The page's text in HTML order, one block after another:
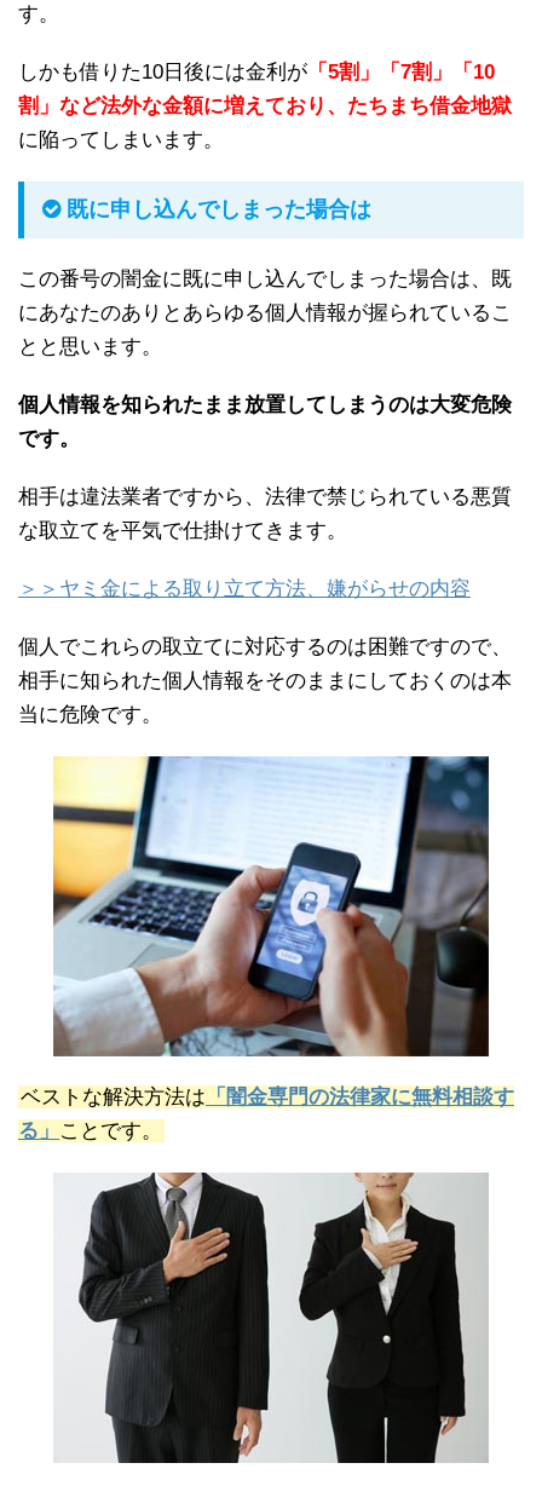
す。
しかも借りた10日後には金利が 「5割」「7割」「10
割」など法外な金額に増えており、たちまち借金地獄
に陥ってしまいます。
既に申し込んでしまった場合は
この番号の闇金に既に申し込んでしまった場合は、既
にあなたのありとあらゆる個人情報が握られているこ
とと思います。
個人情報を知られたまま放置してしまうのは大変危険
です。
相手は違法業者ですから、法律で禁じられている悪質
な取立てを平気で仕掛けてきます。
＞＞ヤミ金による取り立て方法、嫌がらせの内容
個人でこれらの取立てに対応するのは困難ですので、
相手に知られた個人情報をそのままにしておくのは本
当に危険です。
ベストな解決方法は 「闇金専門の法律家に無料相談す
る」 ことです。